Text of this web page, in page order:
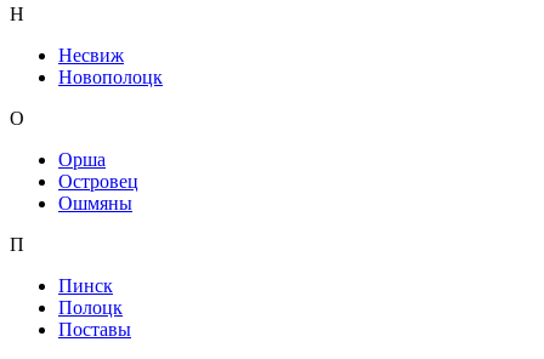
Н
Несвиж
Новополоцк
О
Орша
Островец
Ошмяны
П
Пинск
Полоцк
Поставы